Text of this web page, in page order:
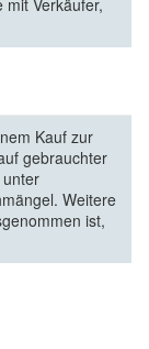
Kauf zur
gebrauchter
Weitere
ist,